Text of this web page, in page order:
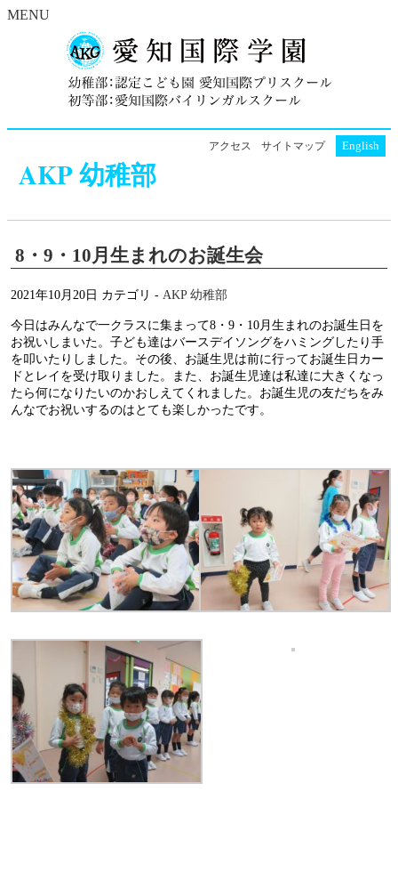
MENU
アクセス サイトマップ English
AKP 幼稚部
8・9・10月生まれのお誕生会
2021年10月20日 カテゴリ -AKP 幼稚部
今日はみんなで一クラスに集まって8・9・10月生まれのお誕生日を
お祝いしまいた。子ども達はバースデイソングをハミングしたり手
を叩いたりしました。その後、お誕生児は前に行ってお誕生日カー
ドとレイを受け取りました。また、お誕生児達は私達に大きくなっ
たら何になりたいのかおしえてくれました。お誕生児の友だちをみ
んなでお祝いするのはとても楽しかったです。